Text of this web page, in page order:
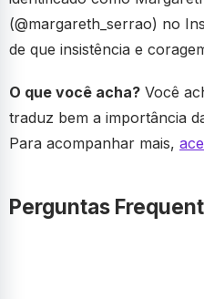
(@margareth_serrao) no
de que insistência e
O que você acha? Você
traduz bem a importância
Para acompanhar mais,
Perguntas